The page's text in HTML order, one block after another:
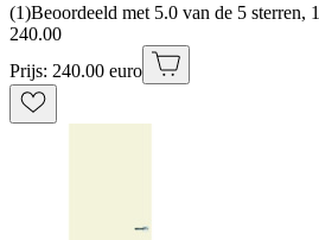
(1)Beoordeeld met 5.0 van de 5 sterren,
240.00
Prijs: 240.00 euro